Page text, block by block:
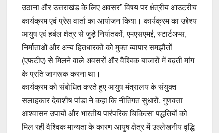
उठाना और उत्तराखंड के लिए अवसर” विषय पर क्षेत्रीय आउटरीच
कार्यक्रम एवं प्रेस वार्ता का आयोजन किया। कार्यक्रम का उद्देश्य
आयुष एवं हर्बल क्षेत्र से जुड़े निर्यातकों, एमएसएमई, स्टार्टअप्स,
निर्माताओं और अन्य हितधारकों को मुक्त व्यापार समझौतों
(एफटीए) से मिलने वाले अवसरों और वैश्विक बाजारों में बढ़ती मांग
के प्रति जागरूक करना था।
कार्यक्रम को संबोधित करते हुए आयुष मंत्रालय के संयुक्त
सलाहकार देबाशीष पांडा ने कहा कि नीतिगत सुधारों, गुणवत्ता
आश्वासन उपायों और भारतीय पारंपरिक चिकित्सा पद्धतियों को
मिल रही वैश्विक मान्यता के कारण आयुष क्षेत्र में उल्लेखनीय वृद्धि